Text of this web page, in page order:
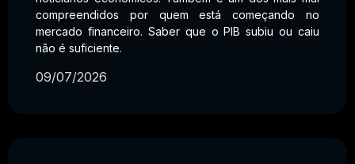
compreendidos por quem está começando no
mercado financeiro. Saber que o PIB subiu ou caiu
não é suficiente.
09/07/2026